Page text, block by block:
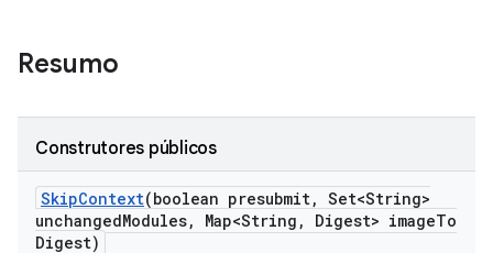
Resumo
Construtores públicos
SkipContext(boolean presubmit, Set<String>
unchangedModules, Map<String , Digest> imageTo
Digest)